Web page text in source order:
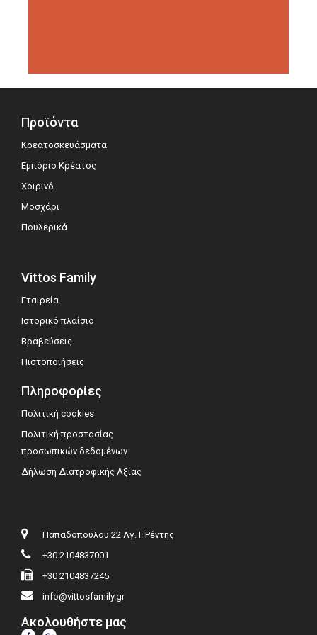
Προϊόντα
Κρεατοσκευάσματα
Εμπόριο Κρέατος
Χοιρινό
Μοσχάρι
Πουλερικά
Vittos Family
Εταιρεία
Ιστορικό πλαίσιο
Βραβεύσεις
Πιστοποιήσεις
Πληροφορίες
Πολιτική cookies
Πολιτική προστασίας
προσωπικών δεδομένων
Δήλωση Διατροφικής Αξίας
Παπαδοπούλου 22 Αγ. Ι. Ρέντης
+30 2104837001
+30 2104837245
info@vittosfamily.gr
Ακολουθήστε μας